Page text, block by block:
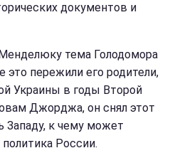
документов и
тема Голодомора
это пережили его родители,
Украины в годы Второй
Джорджа, он снял этот
Западу, к чему может
России.